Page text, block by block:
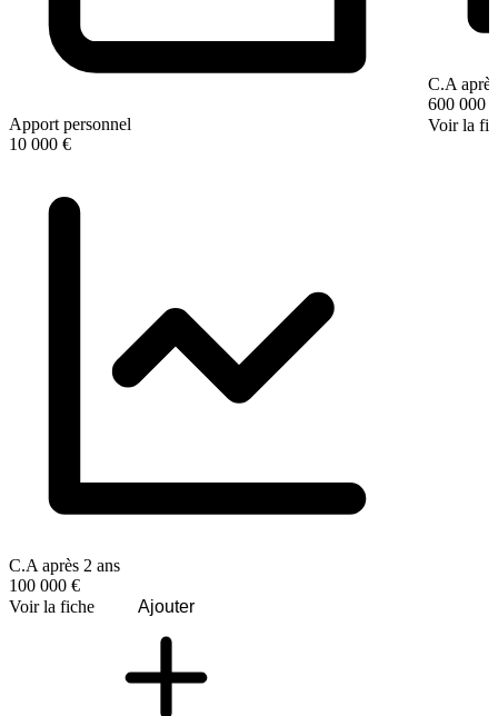
Apport personnel
10 000 €
C.A après 2 ans
100 000 €
Voir la fiche
Ajouter
C.A
600 000 €
Voir la